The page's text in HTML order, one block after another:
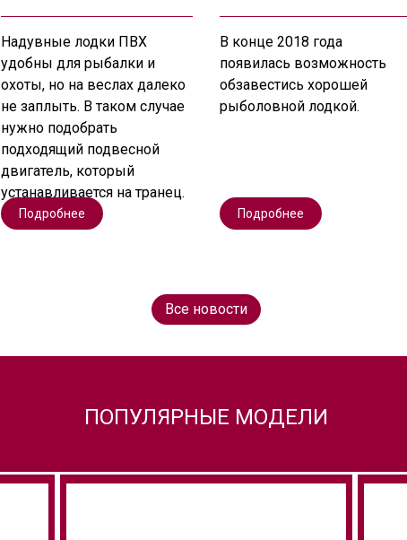
Надувные лодки ПВХ
удобны для рыбалки и
охоты, но на веслах далеко
не заплыть. В таком случае
нужно подобрать
подходящий подвесной
двигатель, который
устанавливается на транец.
Подробнее
В конце 2018 года
появилась возможность
обзавестись хорошей
рыболовной лодкой.
Подробнее
Все новости
ПОПУЛЯРНЫЕ МОДЕЛИ